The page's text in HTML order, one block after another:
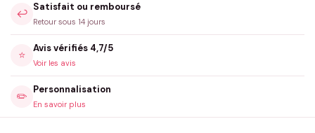
↩️
Satisfait ou remboursé
Retour sous 14 jours
⭐
Avis vérifiés 4,7/5
Voir les avis
✏️
Personnalisation
En savoir plus